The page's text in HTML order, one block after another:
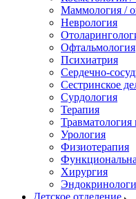
Маммология /
Неврология
Офтальмология
Психиатрия
Сердечно-
Сестринское
Сурдология
Терапия
Травматология
Урология
Физиотерапия
Хирургия
Детское отделение